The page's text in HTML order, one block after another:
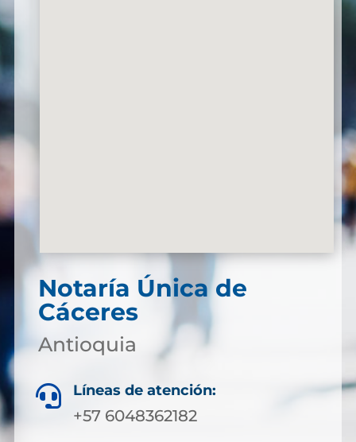
Notaría Única de
Cáceres
Antioquia
 Líneas de atención:
+57 6048362182